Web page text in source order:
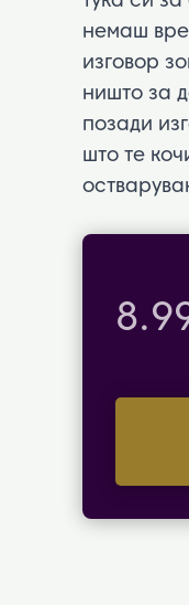
немаш
изговор
ништо за
позади
што те